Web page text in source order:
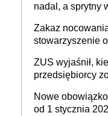
nadal, a sprytny
Zakaz
stowarzyszenie
działki
ZUS wyjaśnił,
przedsiębiorcy
Nowe
od 1 stycznia